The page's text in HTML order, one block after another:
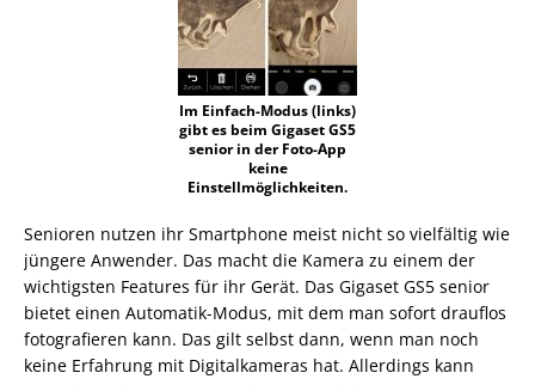
Im Einfach-Modus (links)
gibt es beim Gigaset GS5
senior in der Foto-App
keine
Einstellmöglichkeiten.
Senioren nutzen ihr Smartphone meist nicht so vielfältig wie
jüngere Anwender. Das macht die Kamera zu einem der
wichtigsten Features für ihr Gerät. Das Gigaset GS5 senior
bietet einen Automatik-Modus, mit dem man sofort drauflos
fotografieren kann. Das gilt selbst dann, wenn man noch
keine Erfahrung mit Digitalkameras hat. Allerdings kann